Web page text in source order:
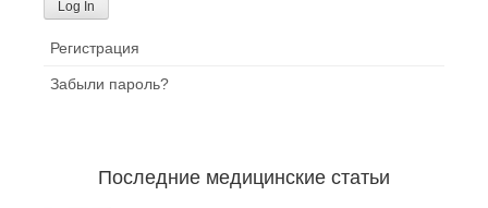
Регистрация
Забыли пароль?
Последние медицинские статьи